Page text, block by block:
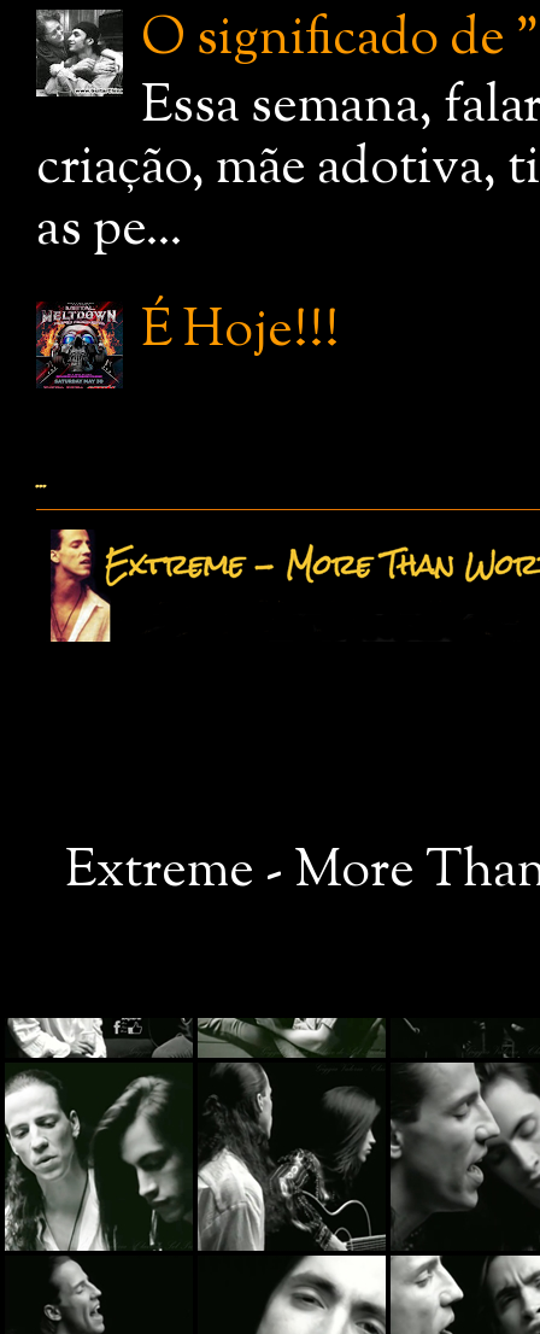
O significado de
Essa semana,
criação, mãe adotiva,
as pe...
É Hoje!!!
...
Extreme - More